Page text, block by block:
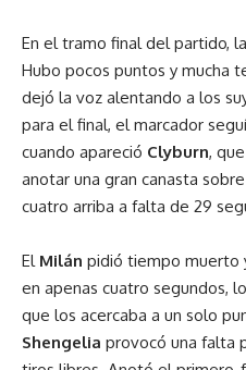
En el tramo final del partido,
Hubo pocos puntos y mucha
dejó la voz alentando a los
para el final, el marcador
cuando apareció Clyburn,
anotar una gran canasta
cuatro arriba a falta de 29
El Milán pidió tiempo muerto
en apenas cuatro segundos,
que los acercaba a un solo
Shengelia provocó una falta